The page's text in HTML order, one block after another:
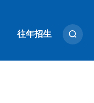
往年招生